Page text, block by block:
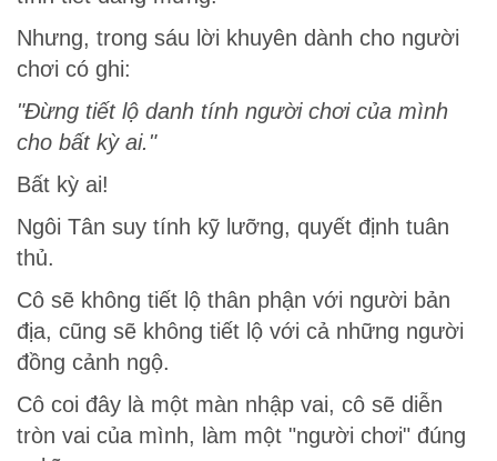
Nhưng, trong sáu lời khuyên dành cho người
chơi có ghi:
"Đừng tiết lộ danh tính người chơi của mình
cho bất kỳ ai."
Bất kỳ ai!
Ngôi Tân suy tính kỹ lưỡng, quyết định tuân
thủ.
Cô sẽ không tiết lộ thân phận với người bản
địa, cũng sẽ không tiết lộ với cả những người
đồng cảnh ngộ.
Cô coi đây là một màn nhập vai, cô sẽ diễn
tròn vai của mình, làm một "người chơi" đúng